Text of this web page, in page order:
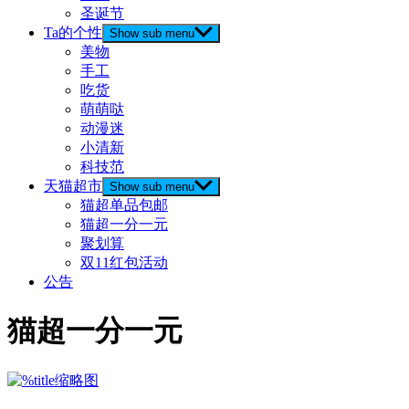
圣诞节
Ta的个性 Show sub menu
美物
手工
吃货
萌萌哒
动漫迷
小清新
科技范
天猫超市 Show sub menu
猫超单品包邮
猫超一分一元
聚划算
双11红包活动
公告
猫超一分一元